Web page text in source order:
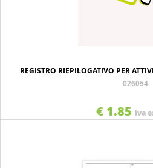
REGISTRO RIEPILOGATIVO PER
026054
€ 1.85 Iva